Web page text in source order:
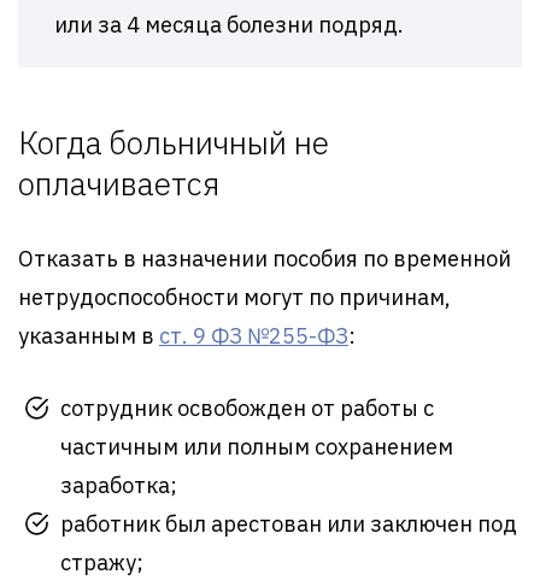
или за 4 месяца болезни подряд.
Когда больничный не
оплачивается
Отказать в назначении пособия по временной
нетрудоспособности могут по причинам,
указанным в ст. 9 ФЗ №255-ФЗ:
сотрудник освобожден от работы с
частичным или полным сохранением
заработка;
работник был арестован или заключен под
стражу;